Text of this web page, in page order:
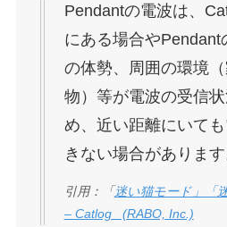
Pendantの電波は、
にある場合やPendant
の体勢、周囲の環境
物）等が電波の受信
め、近い距離にいて
きない場合があります
引用：「迷い猫モード」「
– Catlog_ (RABO, Inc.)